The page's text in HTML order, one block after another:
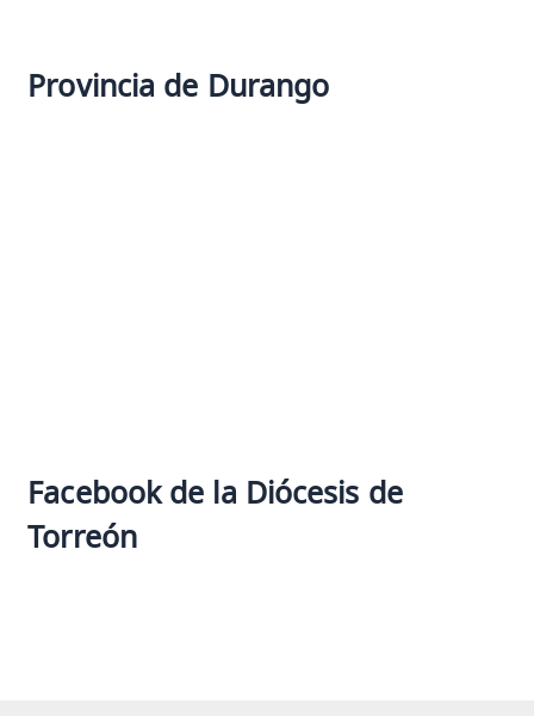
Provincia de Durango
Facebook de la Diócesis de
Torreón